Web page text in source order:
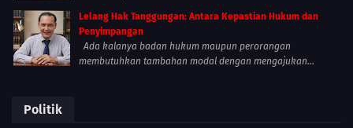
Lelang Hak Tanggungan: Antara Kepastian Hukum dan
Penyimpangan
Ada kalanya badan hukum maupun perorangan
membutuhkan tambahan modal dengan mengajukan...
Politik